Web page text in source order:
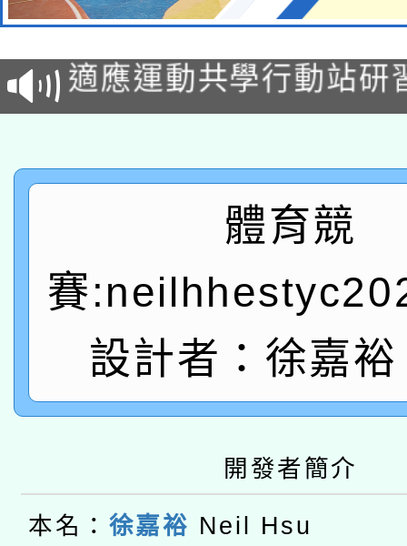
本校115學年度第2次
招甄選結果公告(無人
招)
適應運動共學行動站研
本館辦理115年度閱讀
暨閱讀推動專業研習
A3數位素養講師名單
「數位內容與教學軟
pilot」
有關大陸委員會函釋公
薪期間赴陸應申請許可
轉知經濟部水利署委託
業技術研究院辦理「
動」
115年8月22日(星期六
開 智慧啟航」
2026年桃園地景藝術
本校115學年度第2次
招甄選結果公告(無人
適應運動共學行動站研
體育競
賽
設計者：徐嘉
開發者簡介
本名： 徐嘉裕 Neil Hsu